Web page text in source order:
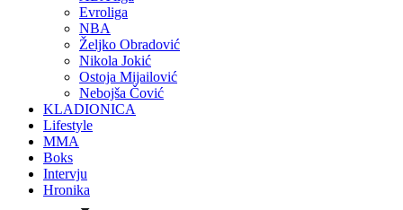
Evroliga
NBA
Željko Obradović
Nikola Jokić
Ostoja Mijailović
Nebojša Čović
KLADIONICA
Lifestyle
MMA
Boks
Intervju
Hronika